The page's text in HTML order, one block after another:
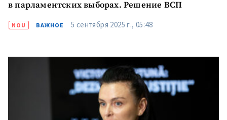
О ZDG
in English
в парламентских выборах. Решение ВСП
NOU ВАЖНОЕ 5 сентября 2025 г., 05:48